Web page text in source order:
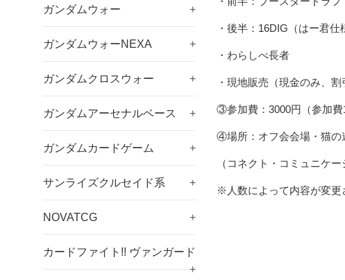
ガンダムウォー +
ガンダムウォーNEXA +
ガンダムクロスウォー +
ガンダムアーセナルベース +
ガンダムカードゲーム +
サンライズクルセイド系 +
NOVATCG +
カードファイト!! ヴァンガード
+
・後半：16DIG（はー君仕
・わらしべ長者
・現地販売（現金のみ、割
③参加費：3000円（参加費
④場所：オフ会会場・猫の
（コネクト・コミュニケ
※人数によって内容が変更